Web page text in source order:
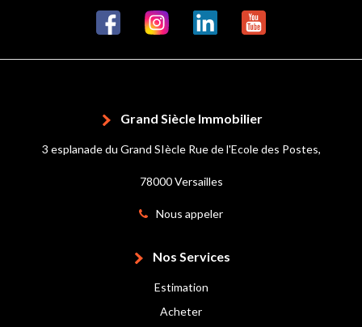
Grand Siècle Immobilier
3 esplanade du Grand SIècle Rue de l'Ecole des Postes,
78000 Versailles
Nous appeler
Nos Services
Estimation
Acheter